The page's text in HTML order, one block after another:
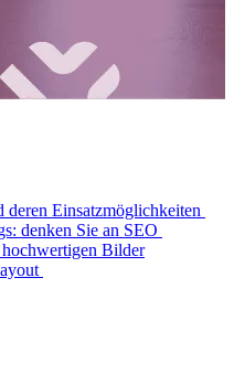
deren Einsatzmöglichkeiten
denken Sie an SEO
Bilder